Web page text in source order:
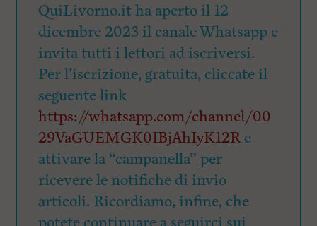
QuiLivorno.it ha aperto il 12
dicembre 2023 il canale Whatsapp e
invita tutti i lettori ad iscriversi.
Per l’iscrizione, gratuita, cliccate il
seguente link
https://whatsapp.com/channel/00
29VaGUEMGK0IBjAhIyK12Re
attivare la “campanella” per
ricevere le notifiche di invio
articoli. Ricordiamo, infine, che